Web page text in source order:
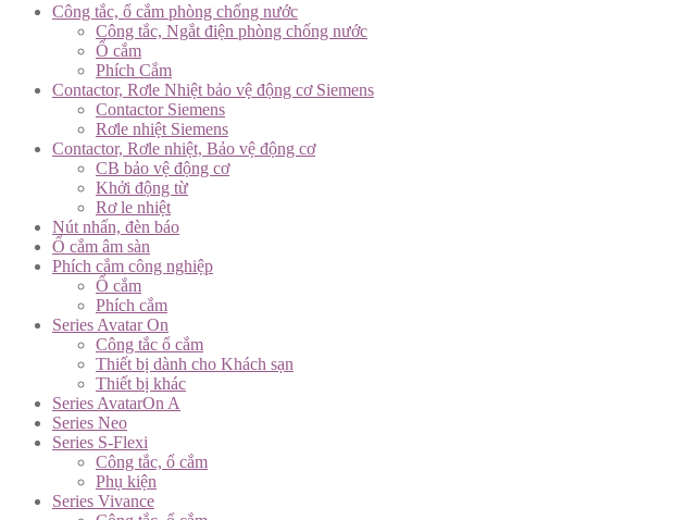
Công tắc, ổ cắm phòng chống nước
Công tắc, Ngắt điện phòng chống nước
Ổ cắm
Phích Cắm
Contactor, Rơle Nhiệt bảo vệ động cơ Siemens
Contactor Siemens
Rơle nhiệt Siemens
Contactor, Rơle nhiệt, Bảo vệ động cơ
CB bảo vệ động cơ
Khởi động từ
Rơ le nhiệt
Nút nhấn, đèn báo
Ổ cắm âm sàn
Phích cắm công nghiệp
Ổ cắm
Phích cắm
Series Avatar On
Công tắc ổ cắm
Thiết bị dành cho Khách sạn
Thiết bị khác
Series AvatarOn A
Series Neo
Series S-Flexi
Công tắc, ổ cắm
Phụ kiện
Series Vivance